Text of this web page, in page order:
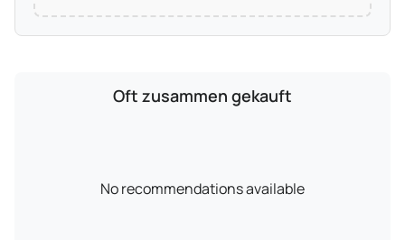
Oft zusammen gekauft
No recommendations available